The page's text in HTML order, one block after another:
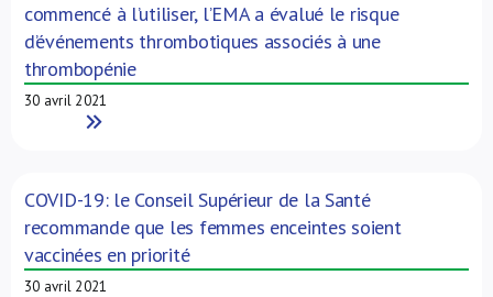
commencé à l’utiliser, l’EMA a évalué le risque
d’événements thrombotiques associés à une
thrombopénie
30 avril 2021
Read More
COVID-19: le Conseil Supérieur de la Santé
recommande que les femmes enceintes soient
vaccinées en priorité
30 avril 2021